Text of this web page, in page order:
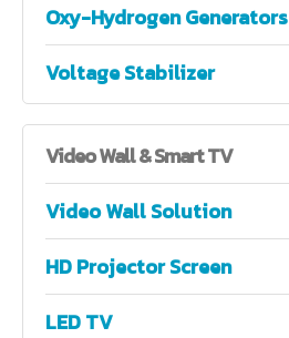
Oxy-Hydrogen Generators
Voltage Stabilizer
VideoWall & Smart TV
Video Wall Solution
HD Projector Screen
LED TV